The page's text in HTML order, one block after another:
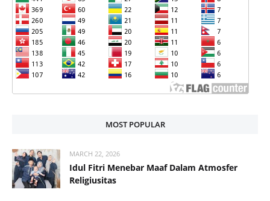
MOST POPULAR
MARCH 22, 2026
Idul Fitri Menebar Maaf Dalam Atmosfer
Religiusitas